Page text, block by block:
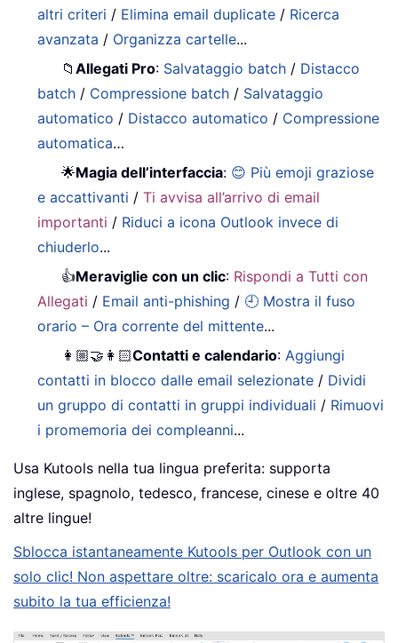
altri criteri / Elimina email duplicate / Ricerca
avanzata / Organizza cartelle...
📁Allegati Pro: Salvataggio batch / Distacco
batch / Compressione batch / Salvataggio
automatico / Distacco automatico / Compressione
automatica…
🌟Magia dell’interfaccia: 😊 Più emoji graziose
e accattivanti /Ti avvisa all’arrivo di email
importanti / Riduci a icona Outlook invece di
chiuderlo...
👍Meraviglie con un clic: Rispondi a Tutti con
Allegati / Email anti-phishing / 🕘 Mostra il fuso
orario – Ora corrente del mittente...
👩🏼‍🤝‍👩🏻Contatti e calendario:Aggiungi
contatti in blocco dalle email selezionate / Dividi
un gruppo di contatti in gruppi individuali / Rimuovi
i promemoria dei compleanni...
Usa Kutools nella tua lingua preferita: supporta
inglese, spagnolo, tedesco, francese, cinese e oltre 40
altre lingue!
Sblocca istantaneamente Kutools per Outlook con un
solo clic! Non aspettare oltre: scaricalo ora e aumenta
subito la tua efficienza!